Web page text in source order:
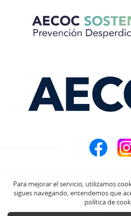
Aviso
Política de
Para mejorar el servicio, utilizamos
sigues navegando, entendemos que
política de